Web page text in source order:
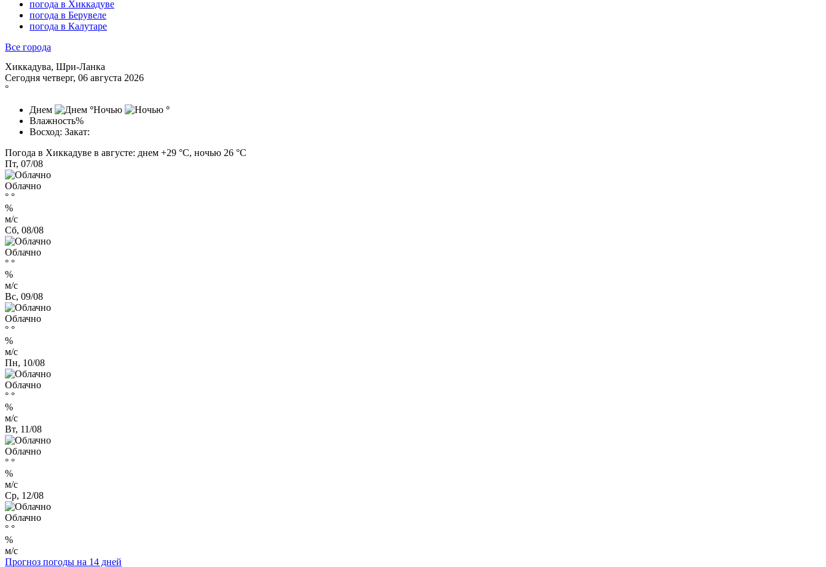
погода в Хиккадуве
погода в Берувеле
погода в Калутаре
Все города
Хиккадува, Шри-Ланка
Сегодня четверг, 06 августа 2026
°
Днем
°Ночью
°
Влажность%
Восход: Закат:
Погода в Хиккадуве в августе: днем +29 °C, ночью 26 °C
Пт, 07/08
Облачно
° °
%
м/с
Сб, 08/08
Облачно
° °
%
м/с
Вс, 09/08
Облачно
° °
%
м/с
Пн, 10/08
Облачно
° °
%
м/с
Вт, 11/08
Облачно
° °
%
м/с
Ср, 12/08
Облачно
° °
%
м/с
Прогноз погоды на 14 дней